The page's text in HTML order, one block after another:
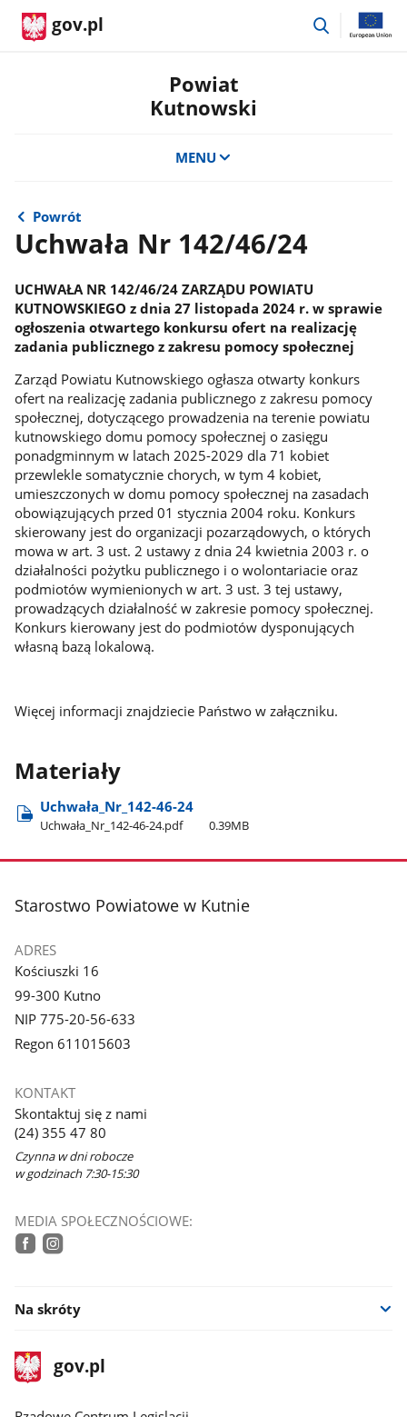
gov.pl
przejdź
Powiat
Kutnowski
MENU
Powrót
Uchwała Nr 142/46/24
UCHWAŁA NR 142/46/24 ZARZĄDU POWIATU
KUTNOWSKIEGO z dnia 27 listopada 2024 r. w sprawie
ogłoszenia otwartego konkursu ofert na realizację
zadania publicznego z zakresu pomocy społecznej
Zarząd Powiatu Kutnowskiego ogłasza otwarty konkurs
ofert na realizację zadania publicznego z zakresu pomocy
społecznej, dotyczącego prowadzenia na terenie powiatu
kutnowskiego domu pomocy społecznej o zasięgu
ponadgminnym w latach 2025-2029 dla 71 kobiet
przewlekle somatycznie chorych, w tym 4 kobiet,
umieszczonych w domu pomocy społecznej na zasadach
obowiązujących przed 01 stycznia 2004 roku. Konkurs
skierowany jest do organizacji pozarządowych, o których
mowa w art. 3 ust. 2 ustawy z dnia 24 kwietnia 2003 r. o
działalności pożytku publicznego i o wolontariacie oraz
podmiotów wymienionych w art. 3 ust. 3 tej ustawy,
prowadzących działalność w zakresie pomocy społecznej.
Konkurs kierowany jest do podmiotów dysponujących
własną bazą lokalową.
Więcej informacji znajdziecie Państwo w załączniku.
Materiały
Uchwała​_Nr​_142-46-24
Uchwała​_Nr​_142-46-24.pdf 0.39MB
stopka
Starostwo Powiatowe w Kutnie
ADRES
Kościuszki 16
99-300 Kutno
NIP 775-20-56-633
Regon 611015603
KONTAKT
Skontaktuj się z nami
(24) 355 47 80
Czynna w dni robocze
w godzinach 7:30-15:30
MEDIA SPOŁECZNOŚCIOWE:
Na skróty
stopka
gov.plStrona
gov.pl